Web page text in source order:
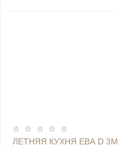
ЛЕТНЯЯ КУХНЯ ЕВА D 3М